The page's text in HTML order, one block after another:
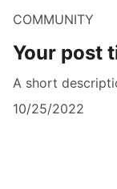
COMMUNITY
Your post
A short
10/25/2022